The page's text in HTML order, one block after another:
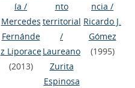
ía /
Mercedes
Fernánde
z Liporace
(2013)
nto
territorial
/
Laureano
Zurita
Espinosa
ncia /
Ricardo J.
Gómez
(1995)